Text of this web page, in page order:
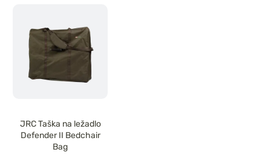
JRC Taška na ležadlo
Defender II Bedchair
Bag